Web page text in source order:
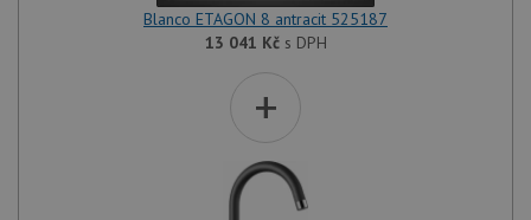
Blanco ETAGON 8 antracit 525187
13 041 Kčs DPH
+